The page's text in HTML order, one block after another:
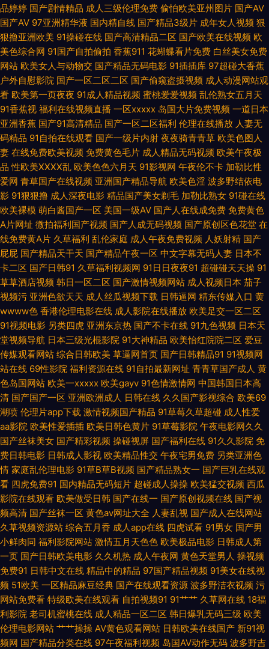
91视频在线免费 超碰人人做爱 国产色网 女人天堂网 日韩无码社区 网站黄色
片 午夜剧场韩国 91豆花视频网址 wwwav狼人 国产精品伊人久久 另类激情
另类 欧洲一级午老q 午夜性色福利影院 91日操 福利网av 91艹人 www夜间
生活 东京热网页版 国产精品情侣自拍 老司机激情影院 人人操B碰 熟女丝袜
91 综合亚洲色色图 91中文视频在线 东方黑色av网站 国产福利综合在线 久草
资源福利站3 老湿网站 欧美性色A 天堂激情 在线视频福利导航 A级无毛 超碰
高潮 国产在线理论片a 欧美另类拳交 熟女丝袜91 午夜剧场三级毛片 伊人成
人999 青青草原av 91视频东京热 豆花网页入口 激情影院内射 蜜桃视频黄 日
韩有码三级 在线看黄专用网站 成人变态另类 韩国三级大片 青青草视频网 五
月婷婷操逼 91天堂在线 超碰在线97国产 国产天天骚 欧美精品传媒 日韩视频
网站导航 伊人成人影视综合 97人妻人人 成人另类免费视频 韩国美女被操 老
司机AVAV 欧美少妇A级片 日本精品色色 日韩瑟网 婷婷精品国产一区 影音先
锋亚州精品 91大神高清无码 91新人视频 超碰蝴蝶乐 精品九九久久99 人人肏
屄人人 熟妇国产免费一区 1024国产 第一福利 韩日色网 久草社区视频 青娱
乐打炮 亚洲成人A片 91在线观看资源 超碰综合TV 国产精品迷奸 黑丝自慰久
草91 九一性爱免视频 青青操逼 日韩无码123 午夜伦理剧场 亚洲性爱巨场
91c传媒 爱豆传媒映视AV 丁香五月花麻豆 国产极品第99 黑人干日本少妇 麻
豆免费在线毛片 欧美亚性激情 日韩精品国产精品 熟女双飞网 午夜日韩91 在
线观看91视频 91精东黄色 av第三页 超碰在线 国产色交网址 人人乐人人操
亚洲综合中文网 www精品九一 另类AV首页 日本黄色www www欧美V 蜜
芽精品视频 日韩h片网站 四虎影音 午夜福利影院播放 91主播福利视频 草草
影院黄色 久草色视频 欧美日本色色 欧美穴穴 日韩av片网站 九一在线免费观
品婷婷 国产剧情精品 成人三级伦理免费 偷怕欧美亚州图片 国产AV
国产AV 97亚洲精华液 国内精自线 国产精品3级片 成年女人视频 狠
狠撸亚洲欧美 91操碰在线 国产高清精品二区 国产欧美在线视频 欧
美色综合网 91国产自拍偷拍 香蕉911 花蝴蝶看片免费 白丝美女免费
网站 欧美女人与动物交 国产精品无码电影 91插插库 97超碰大香蕉
户外自慰影院 国产一区二区二区 国产偷窥盗摄视频 成人动漫网站观
看 欧美第一页夜夜 91成人精品视频 蜜桃爱爱视频 乱伦熟女五月天
91香蕉视 福利在线视频直播 一区xxxxx 岛国大片免费视频 一道日本
亚洲香蕉 国产91高清精品 国产一区二区福利 伦理在线播放 人妻无
码精品 91自拍在线观看 国产一级片内射 夜夜骑青青草 欧美色图人
妻 在线免费欧美视频 免费黄色毛片 成人精品无码视频 欧美午夜极
品 性欧美ⅩⅩⅩⅩ乱 欧美色色六月天 91影视网 午夜伦不卡 加勒比性
爱网 青草国产在线视频 亚洲国产精品导航 欧美色淫 波多野结依电
影 91狠狠撸 成人深夜电影 精品国产美女剃毛 加勒比熟女 91碰在线
欧美裸模 萌白酱国产一区 美国一级AV 国产人在线成免费 免费黄色
A片网址 微拍福利国产视频 国产人成无码视频 国产原创区色花堂 在
线免费黄A片 久草福利 乱伦家庭 成人午夜免费视频 人妖射精 国产
屁屁 国产精品天干天 国产精品午夜一区 中文字幕无码人妻 日本不
卡二区 国产日韩91 久草福利视频网 91日日夜夜91 超碰碰天天操 91
草草酒店视频 韩日一区二区 国产激情视频网站 成人视频日本 茄子
视频污 亚洲色欲天天 成人丝瓜视频下载 日韩逼网 精东传媒入口 黄
wwww色 香港伦理电影在线 成人影院在线播放 欧美足交一区二区
91视频电影 另类四虎 亚洲东京热 国产不卡在线 91九色视频 日本天
堂视频导航 日本三级光棍影院 91大神精品 欧美怡红院院二区 爱豆
传媒观看网站 综合日韩欧美 草逼网首页 国产日韩精品91 91视频网
站在线 69性影院 福利资源在线 91自拍最新网址 青青草国产成人 黄
色岛国网站 欧美一xxxxx 欧美gayv 91色情激情网 中国韩国日本高
清 国产国产一区 亚洲欧洲成人 日韩在线 久久国产影视综合 欧美69
潮喷 伦理片app下载 激情视频国产精品 91草莓久草超碰 成人性爱
aa影院 欧美性爱插插 欧美日韩色黄片 91草莓影院 午夜电影网久久
国产丝袜美女 国产精彩视频 操碰视屏 国产福利在线 91久久影院 免
费日韩电影 日韩成人影视 欧美精品性交 午夜宅男免费 另类亚洲色
情 家庭乱伦理电影 91草B草B视频 国产精品熟女一 国产巨乳在线观
看 四虎免费91 国内精品无码短片 超碰成人操操 欧美猛交视频 西瓜
影院在线观看 欧美做受日韩 国产在线一 国产原创视频在线 国产视
频高清 国产丝袜一区 黄色av网址大全 人妻乱视 国产成人在线网站
久草视频资源站 综合五月香 成人app在线 四虎试看 91男女 国产男
小鲜肉同 福利影院网站 激情五月天色色 欧美极品电影 日韩成人第
一页 国产日韩欧美电影 久久机热 成人午夜网 黄色天堂男人 操视频
免费91 日韩中文在线 精品中的精品 97国产精品视频 91美女在线视
频 51欧美 一区精品麻豆经典 国产在线观看资源 波多野洁衣视频 污
网站免费看 特级欧美在线观看 自拍视频91 91艹艹 久草网在线 18福
利影院 老司机蜜桃在线 成人精品一区二区 韩日爆乳无码三级 欧美
伦理电影网站 艹艹操操 AV黄色观看网站 日韩欧美在线国产 新91视
频网 国产精品分类在线 97午夜福利视频 岛国AV动作无码 波多野吉